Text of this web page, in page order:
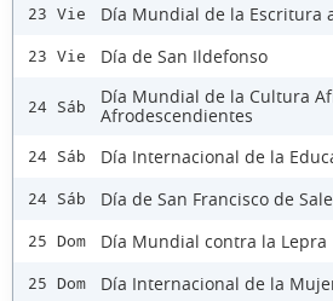
23 Vie Día Mundial de la Escritura
23 Vie Día de San Ildefonso
24 Sáb
Día Mundial de la Cultura
Afrodescendientes
24 Sáb Día Internacional de la
24 Sáb Día de San Francisco de
25 Dom Día Mundial contra la Lepra
25 Dom Día Internacional de la